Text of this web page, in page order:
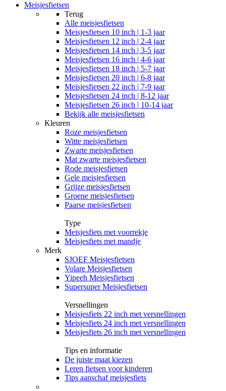
Meisjesfietsen
Terug
Alle meisjesfietsen
Meisjesfietsen 10 inch | 1-3 jaar
Meisjesfietsen 12 inch | 2-4 jaar
Meisjesfietsen 14 inch | 3-5 jaar
Meisjesfietsen 16 inch | 4-6 jaar
Meisjesfietsen 18 inch | 5-7 jaar
Meisjesfietsen 20 inch | 6-8 jaar
Meisjesfietsen 22 inch | 7-9 jaar
Meisjesfietsen 24 inch | 8-12 jaar
Meisjesfietsen 26 inch | 10-14 jaar
Bekijk alle meisjesfietsen
Kleuren
Roze meisjesfietsen
Witte meisjesfietsen
Zwarte meisjesfietsen
Mat zwarte meisjesfietsen
Rode meisjesfietsen
Gele meisjesfietsen
Grijze meisjesfietsen
Groene meisjesfietsen
Paarse meisjesfietsen
Type
Meisjesfiets met voorrekje
Meisjesfiets met mandje
Merk
SJOEF Meisjesfietsen
Volare Meisjesfietsen
Yipeeh Meisjesfietsen
Supersuper Meisjesfietsen
Versnellingen
Meisjesfiets 22 inch met versnellingen
Meisjesfiets 24 inch met versnellingen
Meisjesfiets 26 inch met versnellingen
Tips en informatie
De juiste maat kiezen
Leren fietsen voor kinderen
Tips aanschaf meisjesfiets